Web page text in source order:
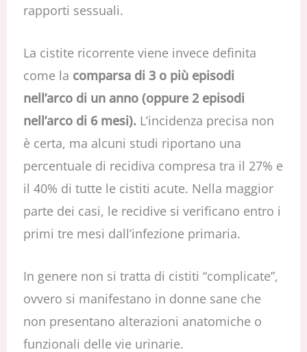
rapporti sessuali.
La cistite ricorrente viene invece definita
come la comparsa di 3 o più episodi
nell’arco di un anno (oppure 2 episodi
nell’arco di 6 mesi). L’incidenza precisa non
è certa, ma alcuni studi riportano una
percentuale di recidiva compresa tra il 27% e
il 40% di tutte le cistiti acute. Nella maggior
parte dei casi, le recidive si verificano entro i
primi tre mesi dall’infezione primaria.
In genere non si tratta di cistiti “complicate”,
ovvero si manifestano in donne sane che
non presentano alterazioni anatomiche o
funzionali delle vie urinarie.